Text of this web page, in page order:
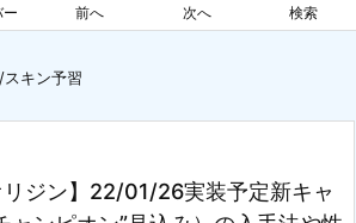
前へ 次へ 検索
スキン予習
リジン】22/01/26実装予定新キャ